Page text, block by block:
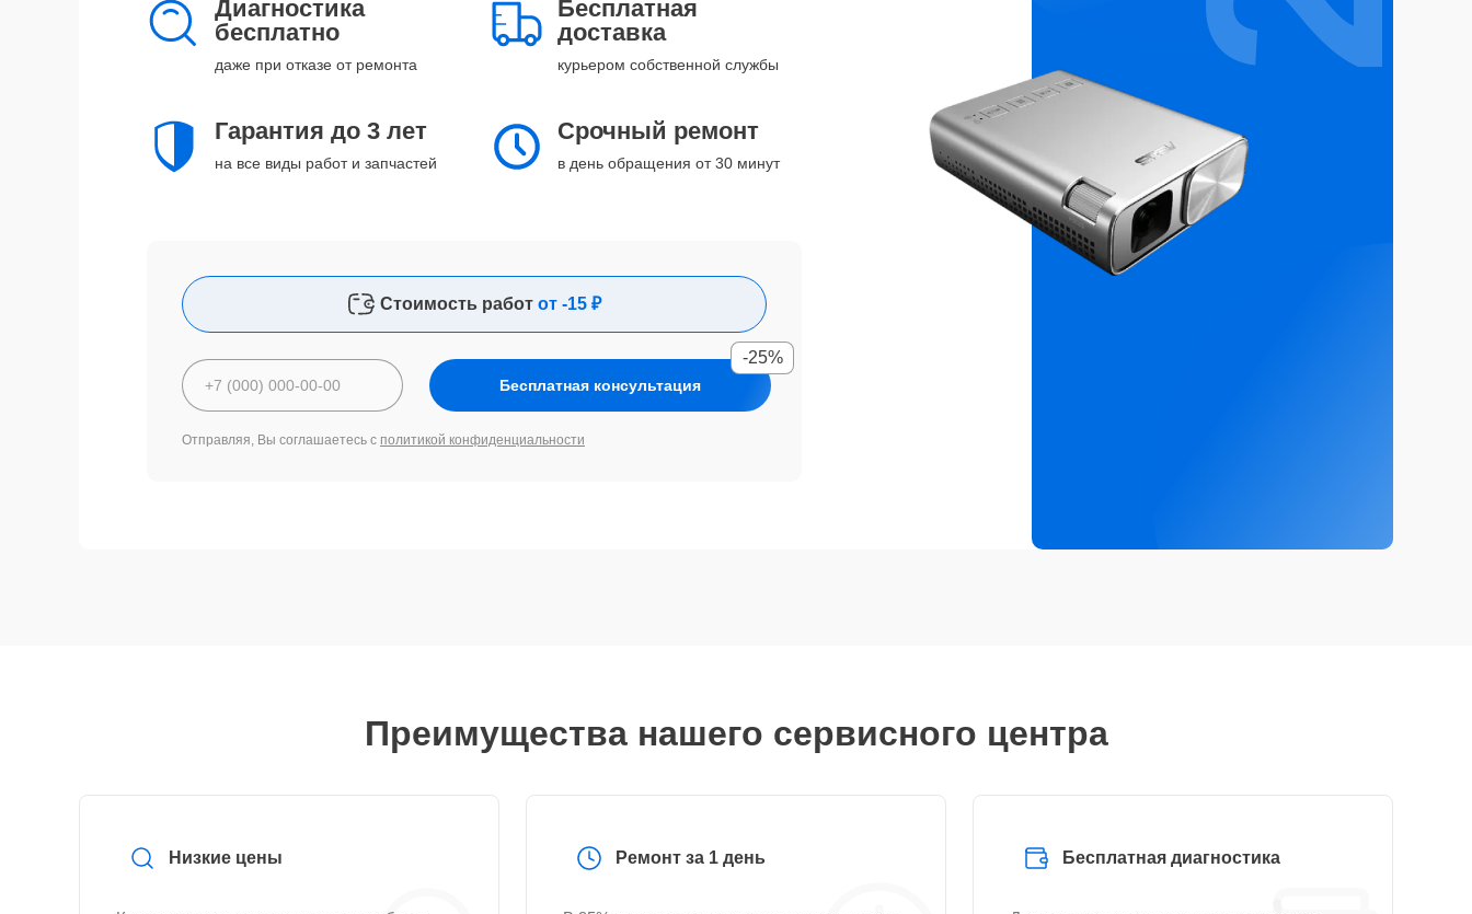
Диагностика
бесплатно
даже при отказе от ремонта
Бесплатная
доставка
курьером собственной службы
Гарантия до 3 лет
на все виды работ и запчастей
Срочный ремонт
в день обращения от 30 минут
Стоимость работ от -15 ₽
Бесплатная консультация
-25%
Отправляя, Вы соглашаетесь с политикой конфиденциальности
Преимущества нашего сервисного центра
Низкие цены Ремонт за 1 день Бесплатная диагностика